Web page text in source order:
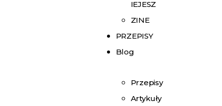
IEJESZ
ZINE
PRZEPISY
Blog
Przepisy
Artykuły